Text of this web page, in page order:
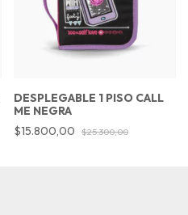
DESPLEGABLE 1 PISO CALL
ME NEGRA
$15.800,00
$25.300,00